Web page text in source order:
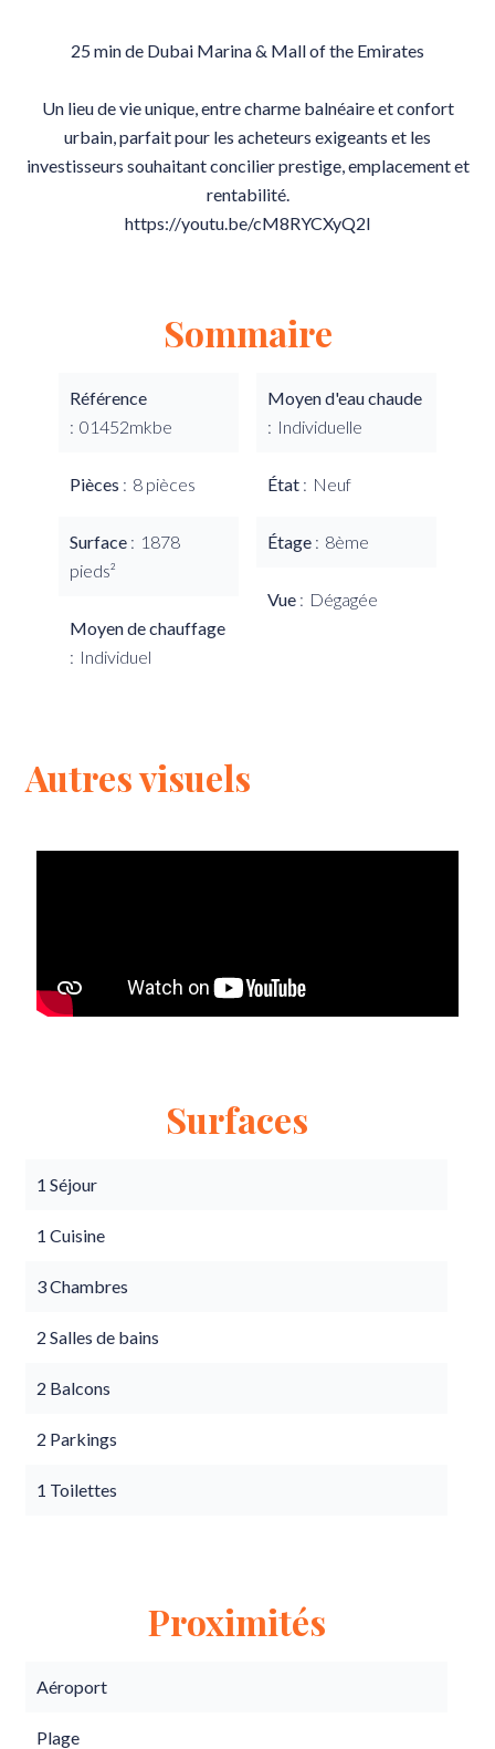
25 min de Dubai Marina & Mall of the Emirates
Un lieu de vie unique, entre charme balnéaire et confort
urbain, parfait pour les acheteurs exigeants et les
investisseurs souhaitant concilier prestige, emplacement et
rentabilité.
https://youtu.be/cM8RYCXyQ2I
Sommaire
Référence
01452mkbe
Pièces 8 pièces
Surface
1878
pieds²
Moyen de chauffage
Individuel
Moyen d'eau chaude
Individuelle
État Neuf
Étage 8ème
Vue Dégagée
Autres visuels
Surfaces
1 Séjour
1 Cuisine
3 Chambres
2 Salles de bains
2 Balcons
2 Parkings
1 Toilettes
Proximités
Aéroport
Plage